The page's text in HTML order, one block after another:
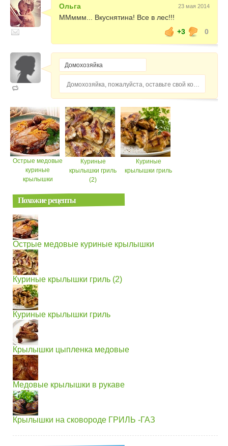
Ольга 23 мая 2014
ММммм... Вкуснятина! Все в лес!!!
+3
0
Домохозяйка, пожалуйста, оставьте свой комментарий...
Острые медовые
куриные
крылышки
Куриные
крылышки гриль
(2)
Куриные
крылышки гриль
Похожие рецепты
Острые медовые куриные крылышки
Куриные крылышки гриль (2)
Куриные крылышки гриль
Крылышки цыпленка медовые
Медовые крылышки в рукаве
Крылышки на сковороде ГРИЛЬ -ГАЗ